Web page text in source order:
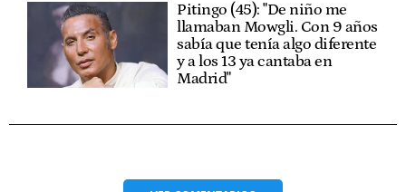
Pitingo (45): "De niño me
llamaban Mowgli. Con 9 años
sabía que tenía algo diferente
y a los 13 ya cantaba en
Madrid"